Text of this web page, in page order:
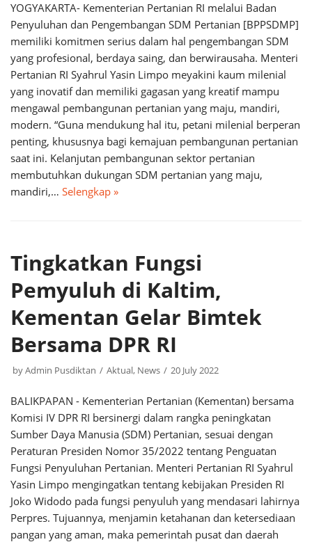
YOGYAKARTA- Kementerian Pertanian RI melalui Badan
Penyuluhan dan Pengembangan SDM Pertanian [BPPSDMP]
memiliki komitmen serius dalam hal pengembangan SDM
yang profesional, berdaya saing, dan berwirausaha. Menteri
Pertanian RI Syahrul Yasin Limpo meyakini kaum milenial
yang inovatif dan memiliki gagasan yang kreatif mampu
mengawal pembangunan pertanian yang maju, mandiri,
modern. “Guna mendukung hal itu, petani milenial berperan
penting, khususnya bagi kemajuan pembangunan pertanian
saat ini. Kelanjutan pembangunan sektor pertanian
membutuhkan dukungan SDM pertanian yang maju,
mandiri,… Selengkap »
Tingkatkan Fungsi
Pemyuluh di Kaltim,
Kementan Gelar Bimtek
Bersama DPR RI
byAdmin Pusdiktan Aktual, News 20 July 2022
BALIKPAPAN - Kementerian Pertanian (Kementan) bersama
Komisi IV DPR RI bersinergi dalam rangka peningkatan
Sumber Daya Manusia (SDM) Pertanian, sesuai dengan
Peraturan Presiden Nomor 35/2022 tentang Penguatan
Fungsi Penyuluhan Pertanian. Menteri Pertanian RI Syahrul
Yasin Limpo mengingatkan tentang kebijakan Presiden RI
Joko Widodo pada fungsi penyuluh yang mendasari lahirnya
Perpres. Tujuannya, menjamin ketahanan dan ketersediaan
pangan yang aman, maka pemerintah pusat dan daerah